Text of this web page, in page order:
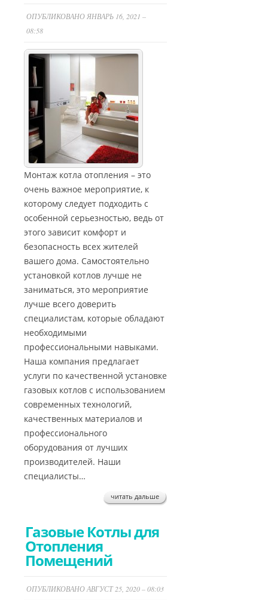
ОПУБЛИКОВАНО ЯНВАРЬ 16, 2021 –
08:58
Монтаж котла отопления – это
очень важное мероприятие, к
которому следует подходить с
особенной серьезностью, ведь от
этого зависит комфорт и
безопасность всех жителей
вашего дома. Самостоятельно
установкой котлов лучше не
заниматься, это мероприятие
лучше всего доверить
специалистам, которые обладают
необходимыми
профессиональными навыками.
Наша компания предлагает
услуги по качественной установке
газовых котлов с использованием
современных технологий,
качественных материалов и
профессионального
оборудования от лучших
производителей. Наши
специалисты…
читать дальше
Газовые Котлы для
Отопления
Помещений
ОПУБЛИКОВАНО АВГУСТ 25, 2020 – 08:03